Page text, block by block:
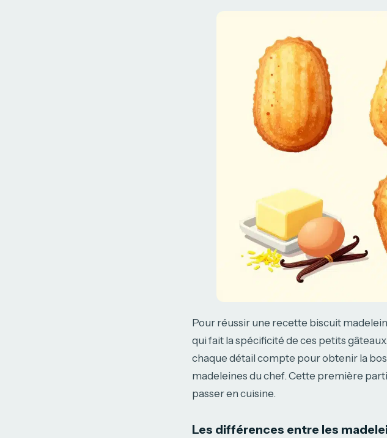
Pour réussir une recette biscuit
qui fait la spécificité de ces petits
chaque détail compte pour obtenir la
madeleines du chef. Cette première
passer en cuisine.
Les différences entre les